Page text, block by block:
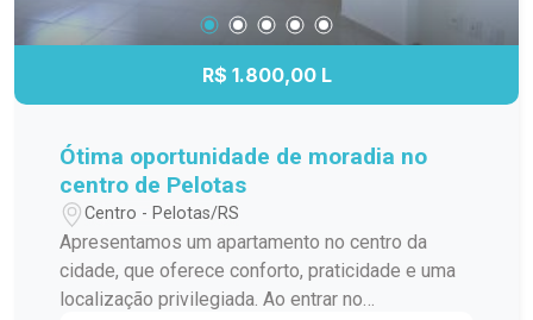
R$ 1.800,00 L
Ótima oportunidade de moradia no
centro de Pelotas
Centro - Pelotas/RS
Apresentamos um apartamento no centro da
cidade, que oferece conforto, praticidade e uma
localização privilegiada. Ao entrar no